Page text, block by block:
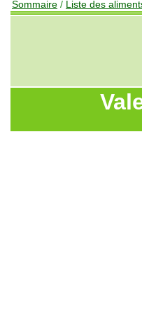
Sommaire / Liste des